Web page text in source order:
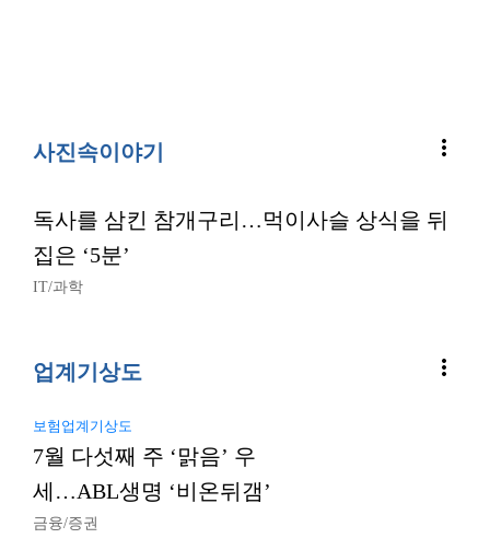
사진속이야기 more_vert
독사를 삼킨 참개구리…먹이사슬 상식을 뒤
집은 ‘5분’
IT/과학
업계기상도 more_vert
보험업계기상도
7월 다섯째 주 ‘맑음’ 우
세…ABL생명 ‘비온뒤갬’
금융/증권